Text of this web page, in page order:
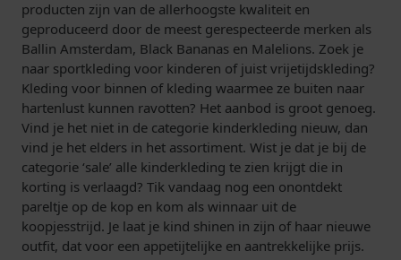
producten zijn van de allerhoogste kwaliteit en
geproduceerd door de meest gerespecteerde merken als
Ballin Amsterdam, Black Bananas en Malelions. Zoek je
naar sportkleding voor kinderen of juist vrijetijdskleding?
Kleding voor binnen of kleding waarmee ze buiten naar
hartenlust kunnen ravotten? Het aanbod is groot genoeg.
Vind je het niet in de categorie kinderkleding nieuw, dan
vind je het elders in het assortiment. Wist je dat je bij de
categorie ‘sale’ alle kinderkleding te zien krijgt die in
korting is verlaagd? Tik vandaag nog een onontdekt
pareltje op de kop en kom als winnaar uit de
koopjesstrijd. Je laat je kind shinen in zijn of haar nieuwe
outfit, dat voor een appetijtelijke en aantrekkelijke prijs.